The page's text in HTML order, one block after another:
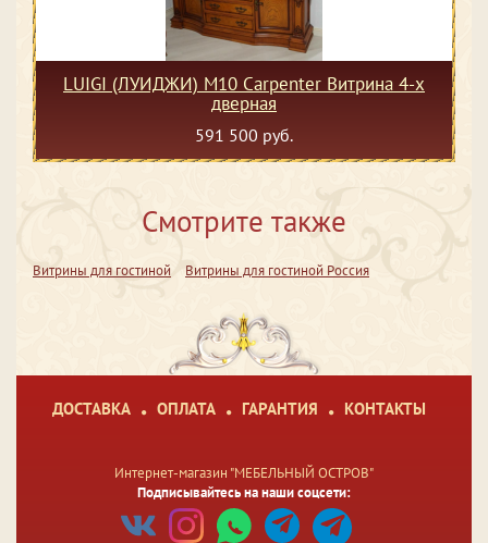
LUIGI (ЛУИДЖИ) M10 Carpenter Витрина 4-х
дверная
591 500 руб.
Смотрите также
Витрины для гостиной Витрины для гостиной Россия
ДОСТАВКА ОПЛАТА ГАРАНТИЯ КОНТАКТЫ
Интернет-магазин "МЕБЕЛЬНЫЙ ОСТРОВ"
Подписывайтесь на наши соцсети: